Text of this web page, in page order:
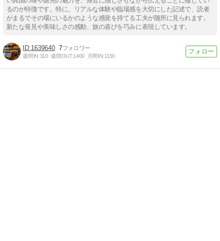
るのが特徴です。特に、リアルな体験や臨場感を大切にした記述で、読者
がまるでその場にいるかのような感覚を持てる工夫が随所に見られます。
新たな発見や美味しさの感動、旅の喜びを巧みに表現しています。
1639640 7
週間IN:310 週間OUT:1400 月間IN:1130